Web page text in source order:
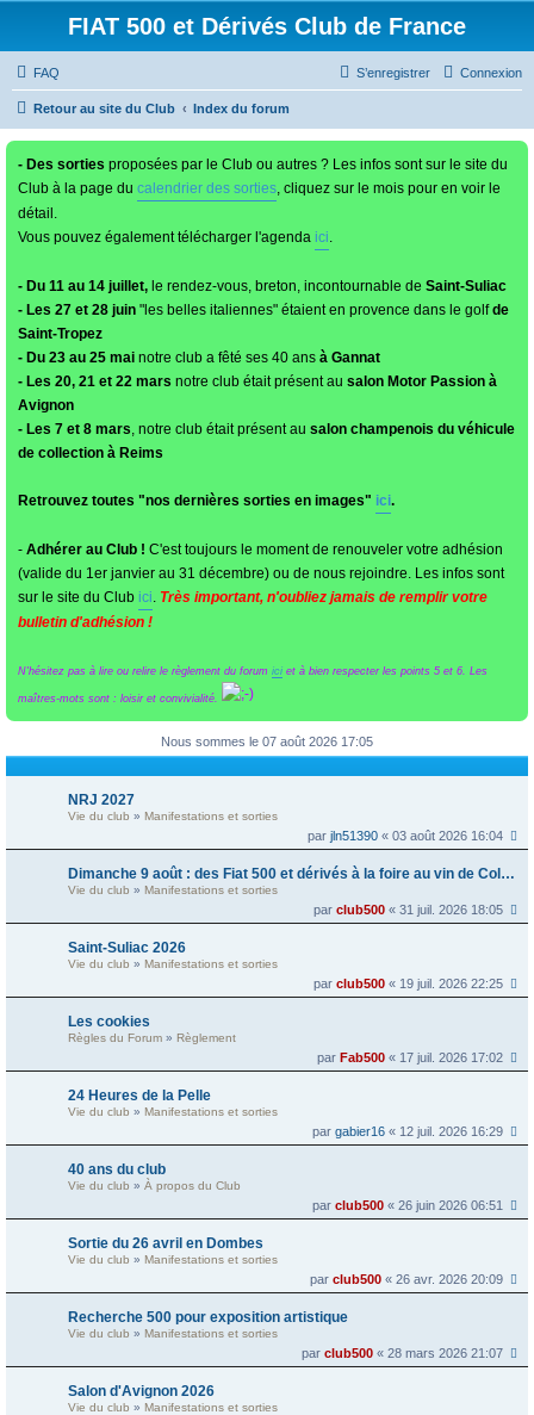
FIAT 500 et Dérivés Club de France
FAQ Connexion
S’enregistrer
Retour au site du Club Index du forum
- Des sorties proposées par le Club ou autres ? Les infos sont sur le site du
Club à la page du calendrier des sorties, cliquez sur le mois pour en voir le
détail.
Vous pouvez également télécharger l'agenda ici.
- Du 11 au 14 juillet, le rendez-vous, breton, incontournable de Saint-Suliac
- Les 27 et 28 juin "les belles italiennes" étaient en provence dans le golfde
Saint-Tropez
- Du 23 au 25 mai notre club a fêté ses 40 ans à Gannat
- Les 20, 21 et 22 mars notre club était présent au salon Motor Passion à
Avignon
- Les 7 et 8 mars, notre club était présent au salon champenois du véhicule
de collection à Reims
Retrouvez toutes "nos dernières sorties en images" ici.
- Adhérer au Club ! C'est toujours le moment de renouveler votre adhésion
(valide du 1er janvier au 31 décembre) ou de nous rejoindre. Les infos sont
sur le site du Club ici. Très important, n'oubliez jamais de remplir votre
bulletin d'adhésion !
N'hésitez pas à lire ou relire le règlement du forum ici et à bien respecter les points 5 et 6. Les
maîtres-mots sont : loisir et convivialité.
Nous sommes le 07 août 2026 17:05
NRJ 2027
Vie du club » Manifestations et sorties
parjln51390 « 03 août 2026 16:04
Dimanche 9 août : des Fiat 500 et dérivés à la foire au vin de Colmar
Vie du club » Manifestations et sorties
parclub500 « 31 juil. 2026 18:05
Saint-Suliac 2026
Vie du club » Manifestations et sorties
parclub500 « 19 juil. 2026 22:25
Les cookies
Règles du Forum » Règlement
parFab500 « 17 juil. 2026 17:02
24 Heures de la Pelle
Vie du club » Manifestations et sorties
pargabier16 « 12 juil. 2026 16:29
40 ans du club
Vie du club » À propos du Club
parclub500 « 26 juin 2026 06:51
Sortie du 26 avril en Dombes
Vie du club » Manifestations et sorties
parclub500 « 26 avr. 2026 20:09
Recherche 500 pour exposition artistique
Vie du club » Manifestations et sorties
parclub500 « 28 mars 2026 21:07
Salon d'Avignon 2026
Vie du club » Manifestations et sorties